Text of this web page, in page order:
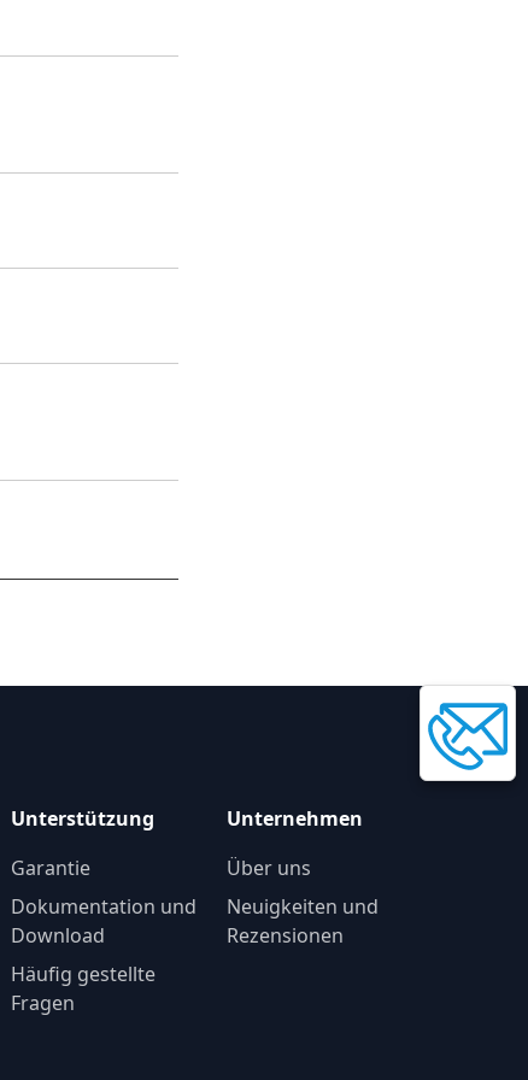
Unterstützung
Garantie
Dokumentation und
Download
Häufig gestellte
Fragen
Unternehmen
Über uns
Neuigkeiten und
Rezensionen